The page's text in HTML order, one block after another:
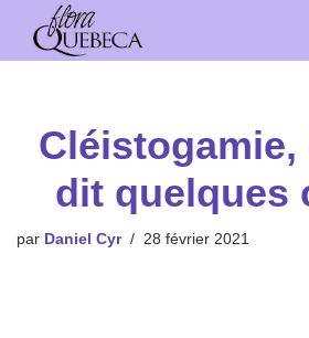
Aller
Cléistogamie,
dit quelques
par Daniel Cyr 28 février 2021